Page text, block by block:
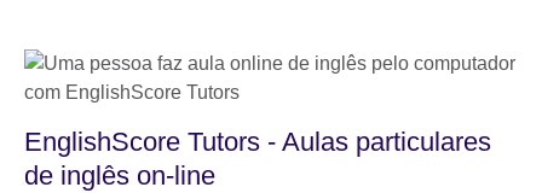
EnglishScore Tutors - Aulas particulares
de inglês on-line